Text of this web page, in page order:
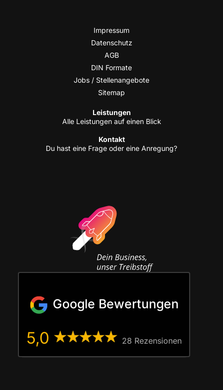
Impres­sum
Daten­schutz
AGB
DIN For­ma­te
Jobs / Stellenangebote
Site­map
Leis­tun­gen
Alle Leis­tun­gen auf einen Blick
Kon­takt
Du hast eine Fra­ge oder eine Anregung?
Google Bewertungen
5,0 28 Rezen­sio­nen